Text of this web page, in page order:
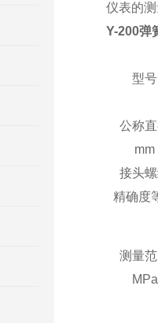
仪表的
Y-200弹
型号
公称
mm
接头
精确度
测量
MPa